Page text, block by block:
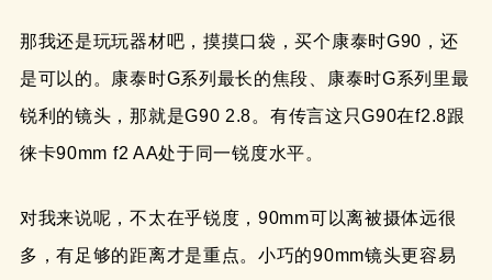
那我还是玩玩器材吧，摸摸口袋，买个康泰时G90，还
是可以的。康泰时G系列最长的焦段、康泰时G系列里最
锐利的镜头，那就是G90 2.8。有传言这只G90在f2.8跟
徕卡90mm f2 AA处于同一锐度水平。
对我来说呢，不太在乎锐度，90mm可以离被摄体远很
多，有足够的距离才是重点。小巧的90mm镜头更容易